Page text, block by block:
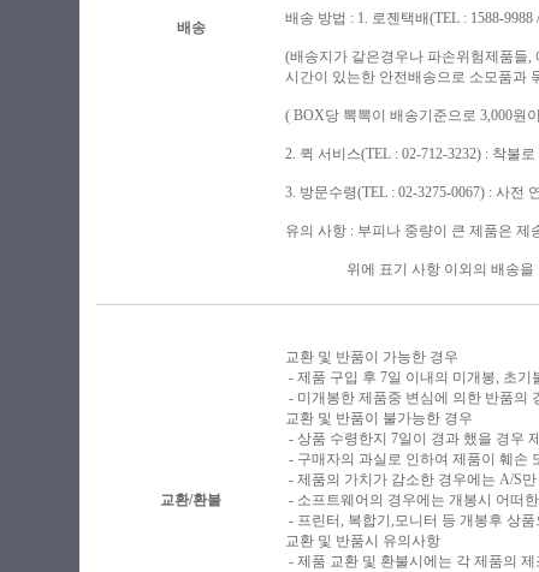
배송
배송 방법 : 1. 로젠택배(TEL : 1588-9988
(배송지가 같은경우나 파손위험제품들
시간이 있는한 안전배송으로 소모품과
( BOX당 뽁뽁이 배송기준으로 3,000원
2. 퀵 서비스(TEL : 02-712-3232) : 착불
3. 방문수령(TEL : 02-3275-0067) : 사전
유의 사항 : 부피나 중량이 큰 제품은
위에 표기 사항 이외의 배송을 원
교환/환불
교환 및 반품이 가능한 경우
- 제품 구입 후 7일 이내의 미개봉, 초
- 미개봉한 제품중 변심에 의한 반품의
교환 및 반품이 불가능한 경우
- 상품 수령한지 7일이 경과 했을 경우
- 구매자의 과실로 인하여 제품이 훼손
- 제품의 가치가 감소한 경우에는 A/S
- 소프트웨어의 경우에는 개봉시 어떠
- 프린터, 복합기,모니터 등 개봉후 상
교환 및 반품시 유의사항
- 제품 교환 및 환불시에는 각 제품의